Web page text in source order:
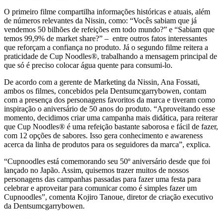
O primeiro filme compartilha informações históricas e atuais, além
de números relevantes da Nissin, como: “Vocês sabiam que já
vendemos 50 bilhões de refeições em todo mundo?” e “Sabiam que
temos 99,9% de market share?” – entre outros fatos interessantes
que reforçam a confiança no produto. Já o segundo filme reitera a
praticidade de Cup Noodles®, trabalhando a mensagem principal de
que só é preciso colocar água quente para consumi-lo.
De acordo com a gerente de Marketing da Nissin, Ana Fossati,
ambos os filmes, concebidos pela Dentsumcgarrybowen, contam
com a presença dos personagens favoritos da marca e tiveram como
inspiração o aniversário de 50 anos do produto. “Aproveitando esse
momento, decidimos criar uma campanha mais didática, para reiterar
que Cup Noodles® é uma refeição bastante saborosa e fácil de fazer,
com 12 opções de sabores. Isso gera conhecimento e awareness
acerca da linha de produtos para os seguidores da marca”, explica.
“Cupnoodles está comemorando seu 50º aniversário desde que foi
lançado no Japão. Assim, quisemos trazer muitos de nossos
personagens das campanhas passadas para fazer uma festa para
celebrar e aproveitar para comunicar como é simples fazer um
Cupnoodles”, comenta Kojiro Tanoue, diretor de criação executivo
da Dentsumcgarrybowen.